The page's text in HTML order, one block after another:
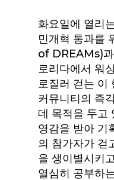
화요일에 열리
민개혁 통과를
of DREAMs)
로리다에서 워
로질러 걷는 이
커뮤니티의 즉
데 목적을 두고
영감을 받아 기
의 참가자가 걷
을 생이별시키
열심히 공부하